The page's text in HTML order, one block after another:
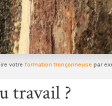
votre formation tronçonneuse par
travail ?